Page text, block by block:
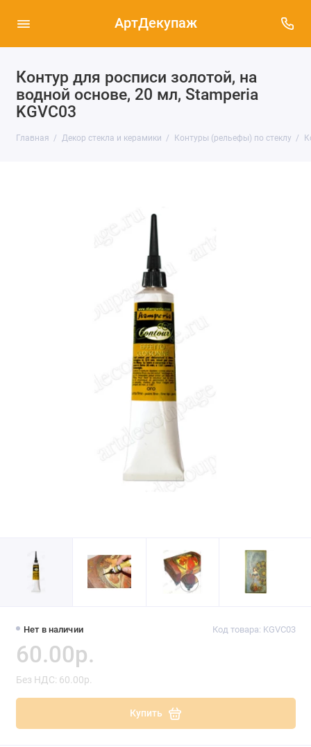
АртДекупаж
Контур для росписи золотой, на
водной основе, 20 мл, Stamperia
KGVC03
Главная Декор стекла и керамики Контуры (рельефы) по стеклу
Нет в наличии Код товара: KGVC03
60.00р.
Без НДС: 60.00р.
Купить